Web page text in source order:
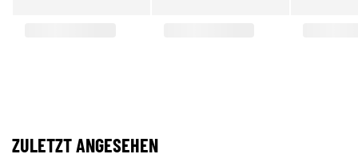
ZULETZT ANGESEHEN